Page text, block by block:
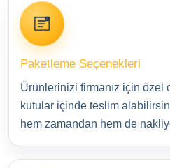
Paketleme Seçenekleri
Ürünlerinizi firmanız için özel
kutular içinde teslim
hem zamandan hem de